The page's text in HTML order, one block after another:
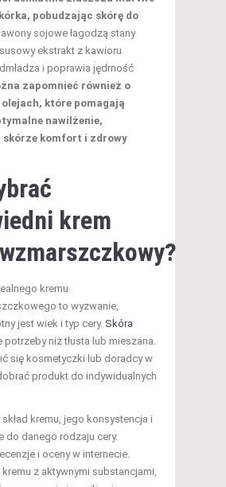
pobudzając skórę do
sojowe łagodzą stany
ekstrakt z kawioru
i poprawia jędrność
zapomnieć również o
które pomagają
nawilżenie,
skórze komfort i zdrowy
krem
kremu
to wyzwanie,
jest wiek i typ cery. Skóra
potrzeby niż tłusta lub mieszana.
się kosmetyczki lub doradcy w
produkt do indywidualnych
kremu, jego konsystencja i
do danego rodzaju cery.
i oceny w internecie.
z aktywnymi substancjami,